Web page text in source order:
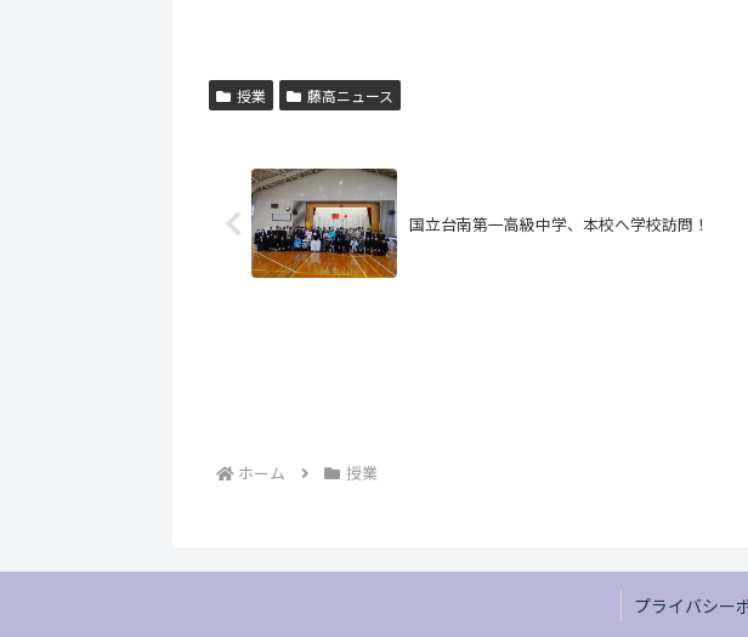
授業 藤高ニュース
国立台南第一高級中学、本校へ学校訪問！
ホーム 授業
プライバシー